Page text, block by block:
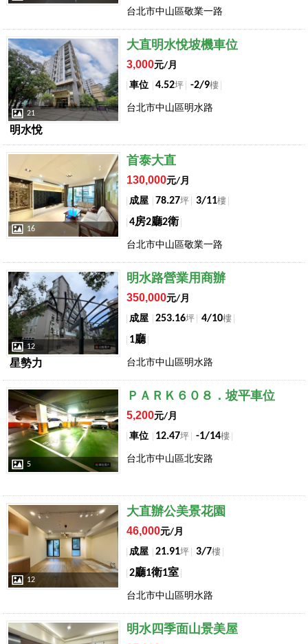
台北市中山區敬業一路
店長推薦
21
明水悅
大直明水悅坡機車位
3,000元/月
車位
4.52坪 -2/9樓
台北市中山區明水路
16
首泰大直
130,000元/月
成屋
78.27坪 3/11樓
4房2廳2衛
台北市中山區敬業一路
店長推薦
12
星勢力
明水路營業用商辦
350,000元/月
成屋
253.16坪 4/10樓
1廳
台北市中山區明水路
店長推薦
5
ＰＡＲＫ６０８．坡平車位
5,200元/月
車位
12.47坪 -1/14樓
台北市中山區北安路
店長推薦
12
大直辦公美景花園
46,000元/月
成屋
21.91坪 3/7樓
2廳1衛1室
台北市中山區明水路
店長推薦 明水四季面山景美屋